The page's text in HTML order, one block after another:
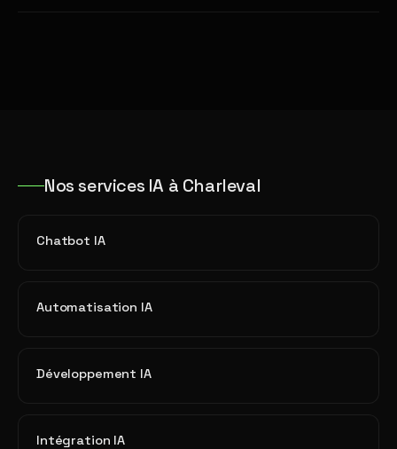
Nos services IA à Charleval
Chatbot IA
Automatisation IA
Développement IA
Intégration IA